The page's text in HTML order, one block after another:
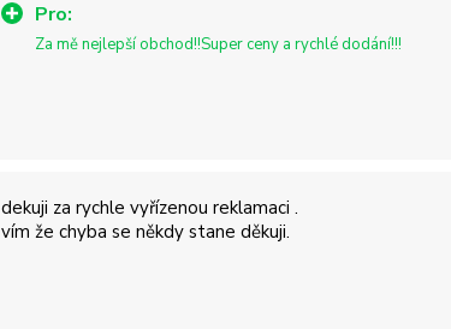
Pro:
Za mě nejlepší obchod!!Super ceny a rychlé dodání!!!
dekuji za rychle vyřízenou reklamaci .
vím že chyba se někdy stane děkuji.